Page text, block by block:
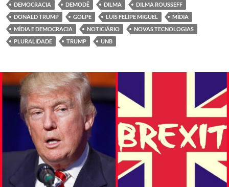
DEMOCRACIA DEMODÊ DILMA
DILMA ROUSSEFF
DONALD TRUMP
GOLPE LUIS FELIPE MIGUEL
MÍDIA
MÍDIA E DEMOCRACIA
NOTICIÁRIO
NOVAS TECNOLOGIAS
PLURALIDADE
TRUMP UNB